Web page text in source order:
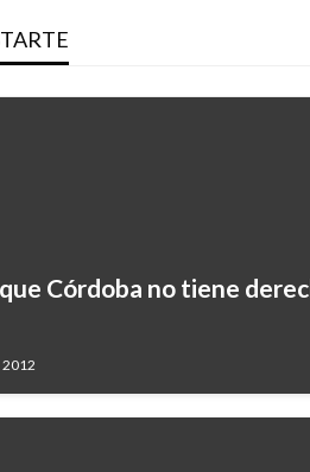
Córdoba no tiene